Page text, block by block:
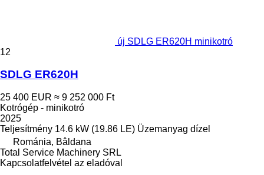
új SDLG ER620H minikotró
12
SDLG ER620H
25 400 EUR ≈ 9 252 000 Ft
Kotrógép - minikotró
2025
Teljesítmény 14.6 kW (19.86 LE) Üzemanyag dízel
Románia, Bâldana
Total Service Machinery SRL
Kapcsolatfelvétel az eladóval